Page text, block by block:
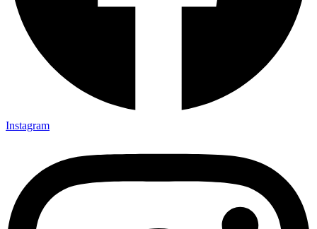
Instagram